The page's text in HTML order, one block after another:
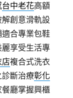
台中老花高額
創意滑軌設
合專業包鞋
享受生活專
店複合式洗衣
診斷治療彰化
廳掌握興櫃